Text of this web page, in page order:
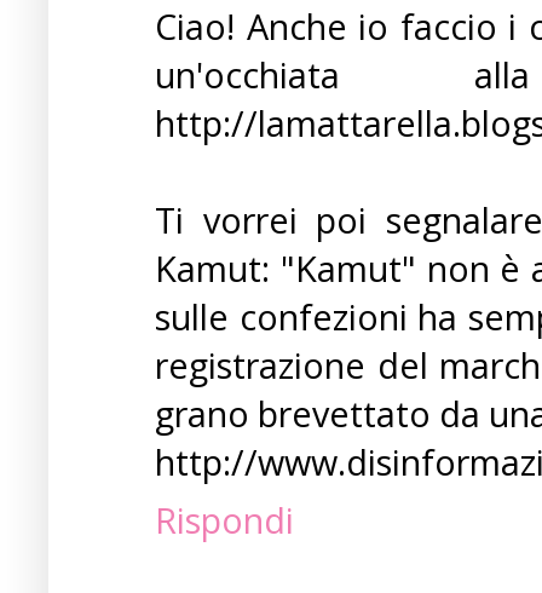
Ciao! Anche io faccio
un'occhiata
http://
Ti vorrei poi
Kamut: "Kamut" non è
sulle confezioni ha
registrazione del
grano brevettato da
http://
Rispondi